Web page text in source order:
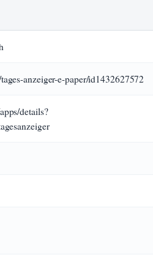
anzeiger-e-paper/id1432627572
details?